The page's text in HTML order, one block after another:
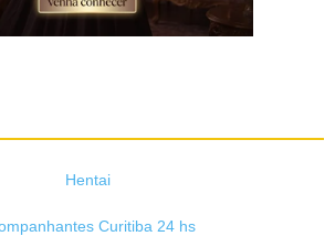
Hentai
Curitiba 24 hs